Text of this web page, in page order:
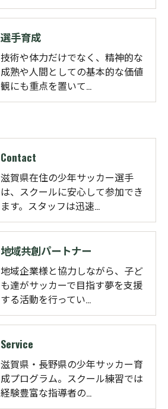
選手育成
技術や体力だけでなく、精神的な
成熟や人間としての基本的な価値
観にも重点を置いて…
Contact
滋賀県在住の少年サッカー選手
は、スクールに安心して参加でき
ます。スタッフは迅速…
地域共創パートナー
地域企業様と協力しながら、子ど
も達がサッカーで目指す夢を支援
する活動を行ってい…
Service
滋賀県・長野県の少年サッカー育
成プログラム。スクール練習では
経験豊富な指導者の…